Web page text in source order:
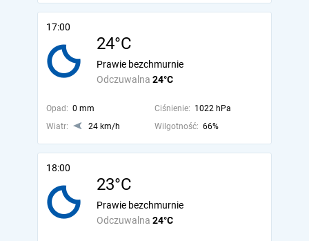
17:00
24°C
Odczuwalna 24°C
Prawie bezchmurnie
Opad: 0 mm Ciśnienie: 1022 hPa
Wiatr:
24 km/h Wilgotność: 66%
18:00
23°C
Odczuwalna 24°C
Prawie bezchmurnie